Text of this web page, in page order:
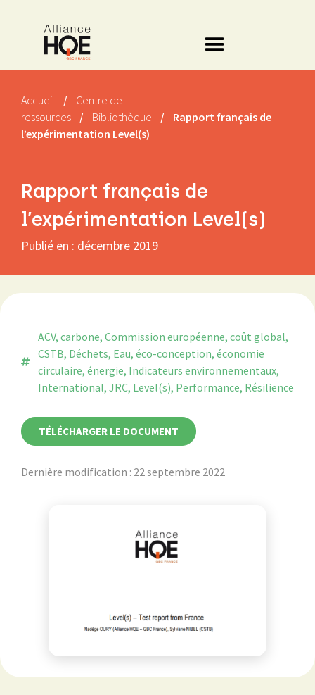
Accueil /
Centre de
ressources
/ Bibliothèque /
Rapport français de
l’expérimentation Level(s)
Rapport français de
l’expérimentation Level(s)
Publié en : décembre 2019
ACV, carbone, Commission européenne, coût global,
CSTB, Déchets, Eau, éco-conception, économie
circulaire, énergie, Indicateurs environnementaux,
International, JRC, Level(s), Performance, Résilience
TÉLÉCHARGER LE DOCUMENT
Dernière modification : 22 septembre 2022